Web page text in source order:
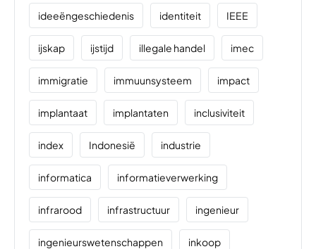
ideeëngeschiedenis identiteit IEEE
ijskap ijstijd illegale handel imec
immigratie immuunsysteem impact
implantaat implantaten inclusiviteit
index Indonesië industrie
informatica informatieverwerking
infrarood infrastructuur ingenieur
ingenieurswetenschappen inkoop